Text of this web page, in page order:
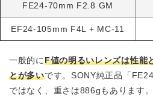
FE24-70mm F2.8 GM
EF24-105mm F4L + MC-11
一般的にF値の明るいレンズは性能
とが多いです。SONY純正品「
ではなく、重さは886gもあります。